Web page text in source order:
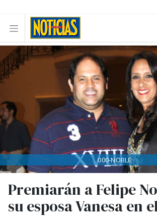
Premiarán a Felipe
su esposa Vanesa en
000-NOBLE